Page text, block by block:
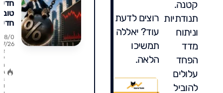
קטנה.
תנודתיות
וניתוח
מדד
הפחד
עלולים
להוביל
רוצים לדעת
עוד? יאללה
תמשיכו
הלאה.
18/0
7/26
א
ין
ת
גו
ב
ו